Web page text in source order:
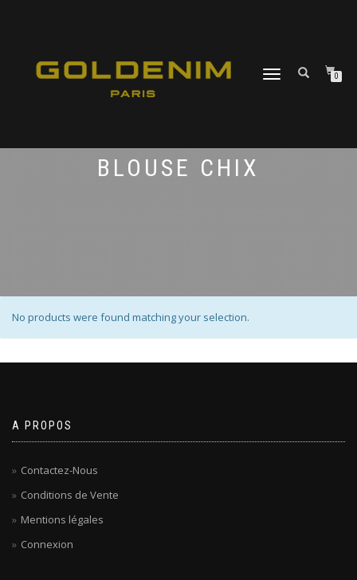
DÉPLIER
0
BLOUSE CHIX
No products were found matching your selection.
A PROPOS
Contactez-Nous
Conditions de Vente
Mentions légales
Connexion